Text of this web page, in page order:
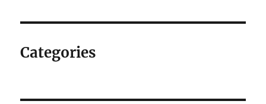
Categories